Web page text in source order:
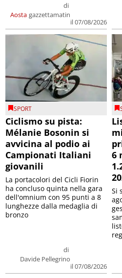
Aosta
di
gazzettamatin
il 07/08/2026
SPORT
Ciclismo su pista:
Mélanie Bosonin si
avvicina al podio ai
Campionati Italiani
giovanili
di
Davide Pellegrino
il 07/08/2026
La portacolori del Cicli Fiorin
ha concluso quinta nella gara
dell'omnium con 95 punti a 8
lunghezze dalla medaglia di
bronzo
6
Si